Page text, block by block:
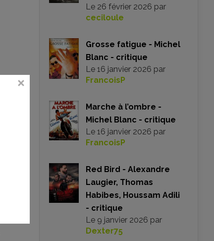
Le 26 février 2026 par
ceciloule
Grosse fatigue - Michel
Blanc - critique
Le 16 janvier 2026 par
FrancoisP
Marche à l’ombre -
Michel Blanc - critique
Le 16 janvier 2026 par
FrancoisP
Red Bird - Alexandre
Laugier, Thomas
Habibes, Houssam Adili
- critique
Le 9 janvier 2026 par
Dexter75